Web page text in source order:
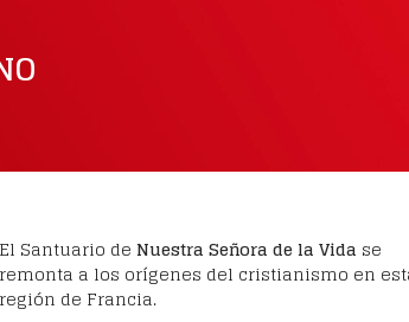
de la Virgen
El Santuario de Nuestra Señora de la Vida se
remonta a los orígenes del cristianismo en
región de Francia.